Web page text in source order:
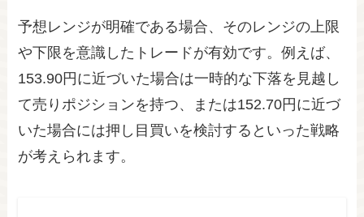
予想レンジが明確である場合、そのレンジの上限
や下限を意識したトレードが有効です。例えば、
153.90円に近づいた場合は一時的な下落を見越し
て売りポジションを持つ、または152.70円に近づ
いた場合には押し目買いを検討するといった戦略
が考えられます。